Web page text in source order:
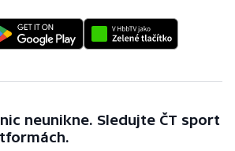
neunikne. Sledujte ČT sport